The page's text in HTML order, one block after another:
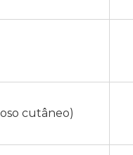
cutâneo)